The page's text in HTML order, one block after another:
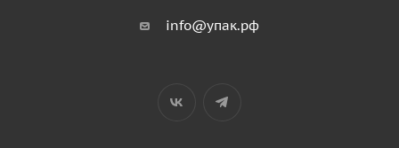
info@упак.рф